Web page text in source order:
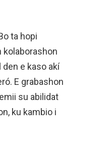
ta hopi
kolaborashon
den e kaso akí
E grabashon
su abilidat
ku kambio i